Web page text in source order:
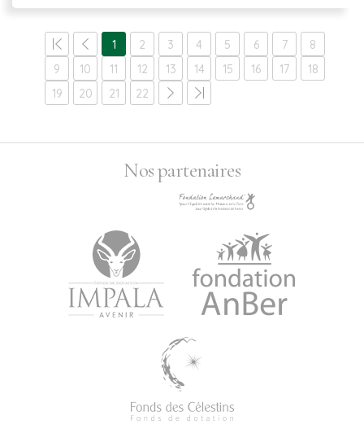
1 2 3 4 5 6 7
8
9
10 11 12 13 14 15 16 17
18
19
20 21 22
Nos partenaires